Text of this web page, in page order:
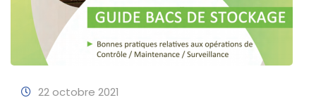
22 octobre 2021